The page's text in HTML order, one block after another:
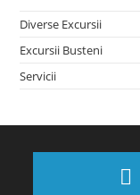
Diverse Excursii
Excursii Busteni
Servicii